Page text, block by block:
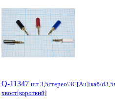
Q-11347 шт 3,5стерео\3C[Au]\каб/
хвост[короткий]